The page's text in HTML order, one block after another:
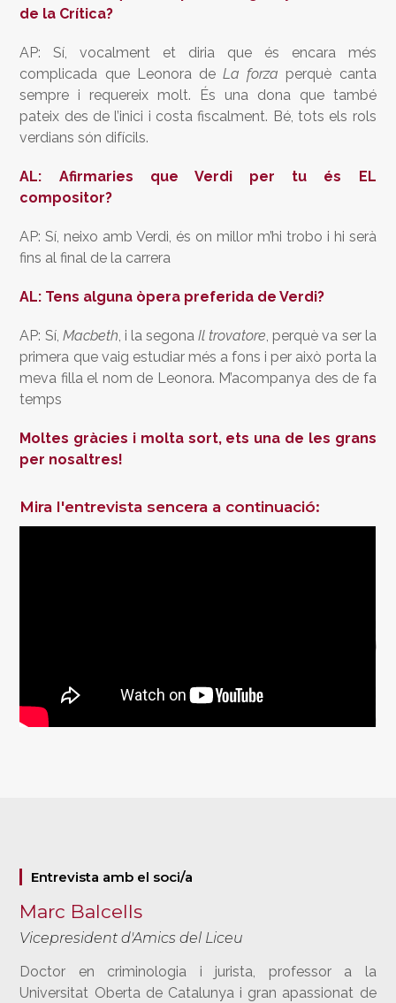
de la Crítica?
AP: Sí, vocalment et diria que és encara més
complicada que Leonora deLa forza perquè canta
sempre i requereix molt. És una dona que també
pateix des de l’inici i costa fiscalment. Bé, tots els rols
verdians són difícils.
AL: Afirmaries que Verdi per tu és EL
compositor?
AP: Sí, neixo amb Verdi, és on millor m’hi trobo i hi serà
fins al final de la carrera
AL: Tens alguna òpera preferida de Verdi?
AP: Sí, Macbeth, i la segonaIl trovatore, perquè va ser la
primera que vaig estudiar més a fons i per això porta la
meva filla el nom de Leonora. M’acompanya des de fa
temps
Moltes gràcies i molta sort, ets una de les grans
per nosaltres!
Mira l'entrevista sencera a continuació:
Entrevista amb el soci/a
Marc Balcells
Vicepresident d'Amics del Liceu
Doctor en criminologia i jurista, professor a la
Universitat Oberta de Catalunya i gran apassionat de